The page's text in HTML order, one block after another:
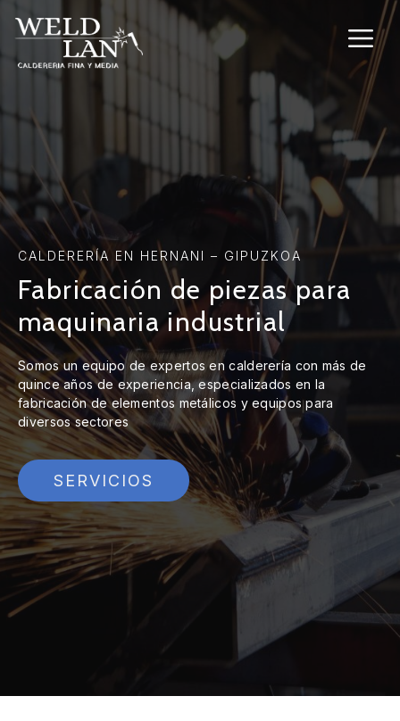
CALDERERÍA EN HERNANI – GIPUZKOA
Fabricación de piezas para
maquinaria industrial
Somos un equipo de expertos en calderería con más de
quince años de experiencia, especializados en la
fabricación de elementos metálicos y equipos para
diversos sectores
SERVICIOS